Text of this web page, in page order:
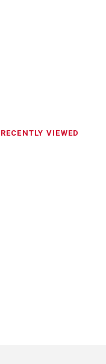
RECENTLY VIEWED